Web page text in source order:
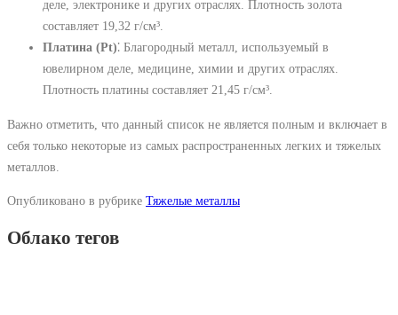
деле, электронике и других отраслях. Плотность золота
составляет 19,32 г/см³.
Платина (Pt)⁚ Благородный металл, используемый в
ювелирном деле, медицине, химии и других отраслях.
Плотность платины составляет 21,45 г/см³.
Важно отметить, что данный список не является полным и включает в
себя только некоторые из самых распространенных легких и тяжелых
металлов.
Опубликовано в рубрике Тяжелые металлы
Облако тегов